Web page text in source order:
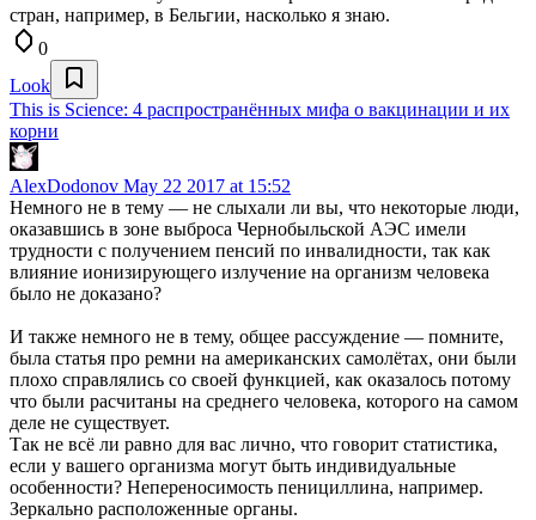
стран, например, в Бельгии, насколько я знаю.
0
Look
This is Science: 4 распространённых мифа о вакцинации и их
корни
AlexDodonov May 22 2017 at 15:52
Немного не в тему — не слыхали ли вы, что некоторые люди,
оказавшись в зоне выброса Чернобыльской АЭС имели
трудности с получением пенсий по инвалидности, так как
влияние ионизирующего излучение на организм человека
было не доказано?
И также немного не в тему, общее рассуждение — помните,
была статья про ремни на американских самолётах, они были
плохо справлялись со своей функцией, как оказалось потому
что были расчитаны на среднего человека, которого на самом
деле не существует.
Так не всё ли равно для вас лично, что говорит статистика,
если у вашего организма могут быть индивидуальные
особенности? Непереносимость пенициллина, например.
Зеркально расположенные органы.